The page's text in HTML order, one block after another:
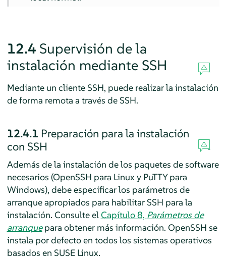
12.4 Supervisión de la
instalación mediante SSH
Mediante un cliente SSH, puede realizar la instalación
de forma remota a través de SSH.
12.4.1 Preparación para la instalación
con SSH
Además de la instalación de los paquetes de software
necesarios (OpenSSH para Linux y PuTTY para
Windows), debe especificar los parámetros de
arranque apropiados para habilitar SSH para la
instalación. Consulte elCapítulo 8, Parámetros de
arranquepara obtener más información. OpenSSH se
instala por defecto en todos los sistemas operativos
basados en SUSE Linux.